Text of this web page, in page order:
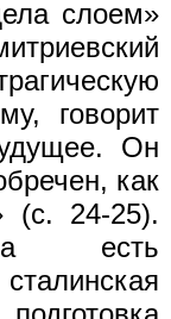
слоем»
говорит
Он
как
(с. 24-25).
есть